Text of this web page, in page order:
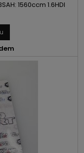
1560ccm 1.6HDI
95PS ROK VÝROBY: